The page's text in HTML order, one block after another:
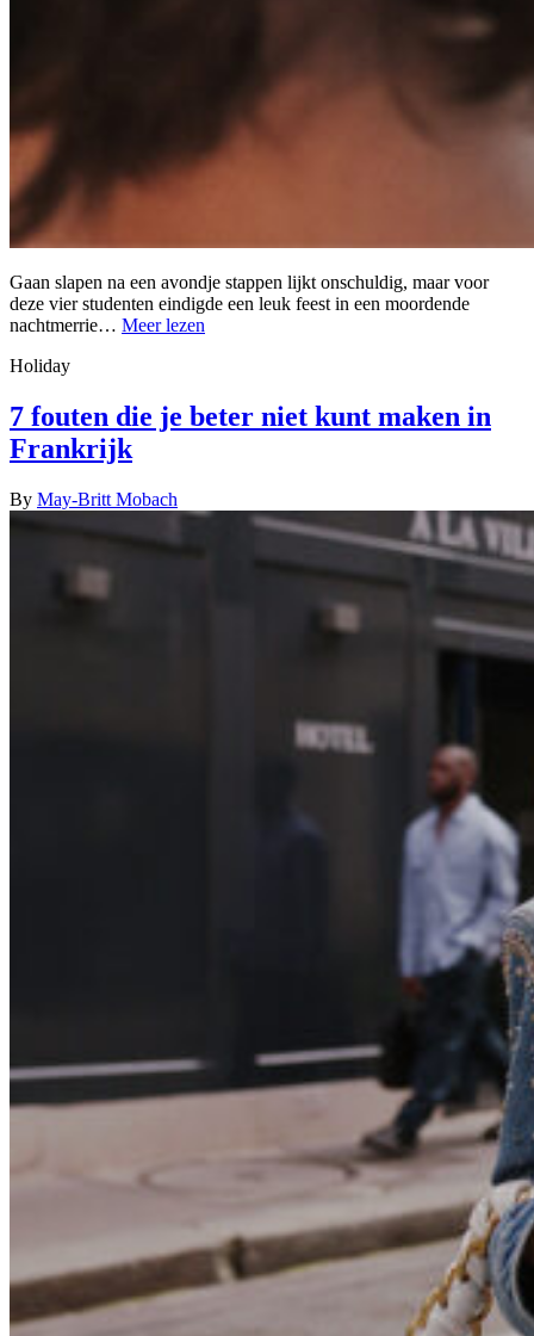
Gaan slapen na een avondje stappen lijkt onschuldig, maar voor
deze vier studenten eindigde een leuk feest in een moordende
nachtmerrie… Meer lezen
Holiday
7 fouten die je beter niet kunt maken in
Frankrijk
By May-Britt Mobach